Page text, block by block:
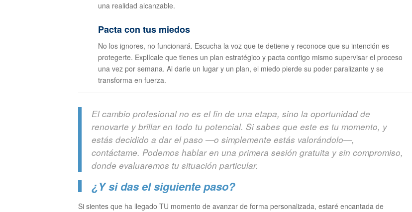
una realidad alcanzable.
Pacta con tus miedos
No los ignores, no funcionará. Escucha la voz que te detiene y reconoce que su intención es
protegerte. Explícale que tienes un plan estratégico y pacta contigo mismo supervisar el proceso
una vez por semana. Al darle un lugar y un plan, el miedo pierde su poder paralizante y se
transforma en fuerza.
El cambio profesional no es el fin de una etapa, sino la oportunidad de
renovarte y brillar en todo tu potencial. Si sabes que este es tu momento, y
estás decidido a dar el paso —o simplemente estás valorándolo—,
contáctame. Podemos hablar en una primera sesión gratuita y sin compromiso,
donde evaluaremos tu situación particular.
¿Y si das el siguiente paso?
Si sientes que ha llegado TU momento de avanzar de forma personalizada, estaré encantada de